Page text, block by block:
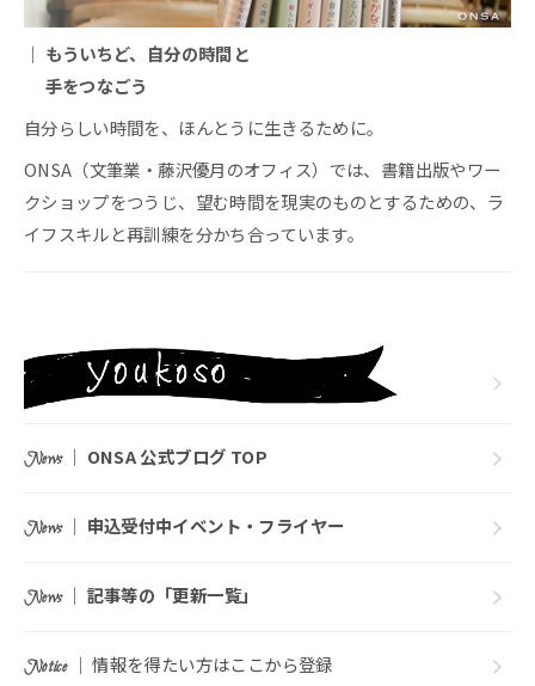
｜ もういちど、自分の時間と
手をつなごう
自分らしい時間を、ほんとうに生きるために。
ONSA（文筆業・藤沢優月のオフィス）では、書籍出版やワー
クショップをつうじ、望む時間を現実のものとするための、ラ
イフスキルと再訓練を分かち合っています。
News ｜ ONSA 公式ブログ TOP
News ｜ 申込受付中イベント・フライヤー
News ｜ 記事等の「更新一覧」
Notice｜ 情報を得たい方はここから登録